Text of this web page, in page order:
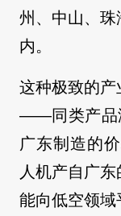
州、中山、珠
内。
这种极致的
——同类产品
广东制造的
人机产自广
能向低空领